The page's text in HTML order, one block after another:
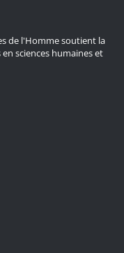
de l'Homme soutient la
sciences humaines et